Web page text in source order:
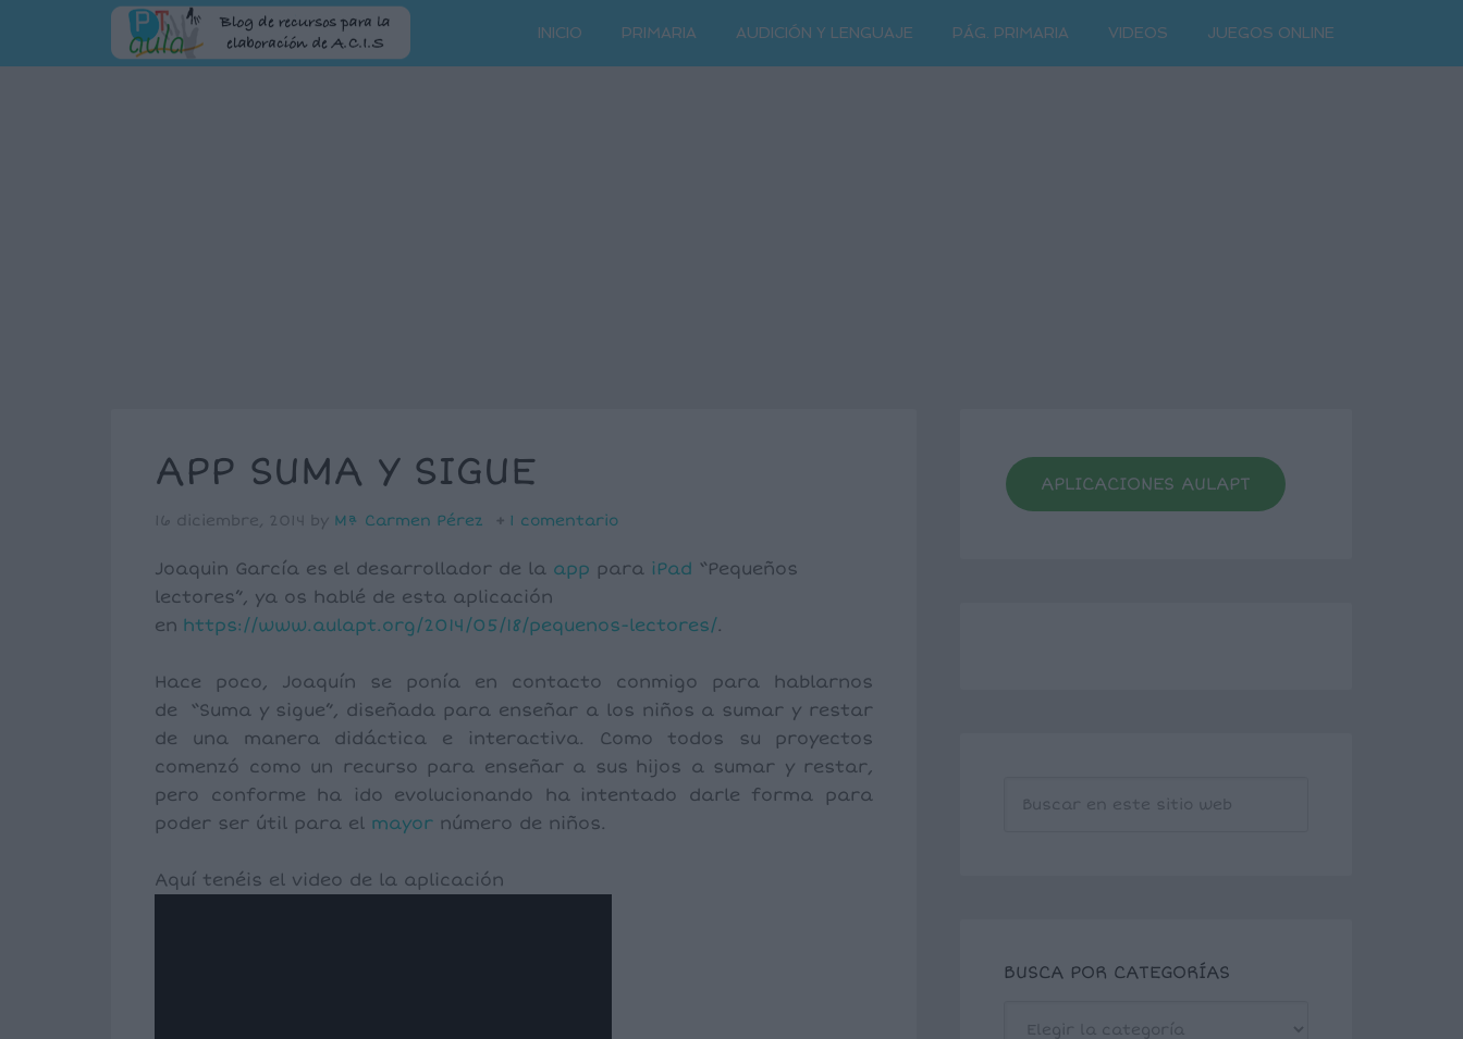
INICIO PRIMARIA AUDICIÓN Y LENGUAJE PÁG. PRIMARIA VIDEOS JUEGOS ONLINE
APP SUMA Y SIGUE
16 diciembre, 2014 by Mª Carmen Pérez 1 comentario
Joaquin García es el desarrollador de la app para iPad “Pequeños
lectores”, ya os hablé de esta aplicación
en https://www.aulapt.org/2014/05/18/pequenos-lectores/.
Hace poco, Joaquín se ponía en contacto conmigo para hablarnos
de “Suma y sigue”, diseñada para enseñar a los niños a sumar y restar
de una manera didáctica e interactiva. Como todos su proyectos
comenzó como un recurso para enseñar a sus hijos a sumar y restar,
pero conforme ha ido evolucionando ha intentado darle forma para
poder ser útil para el mayor número de niños.
Aquí tenéis el video de la aplicación
APLICACIONES AULAPT
BUSCA POR CATEGORÍAS